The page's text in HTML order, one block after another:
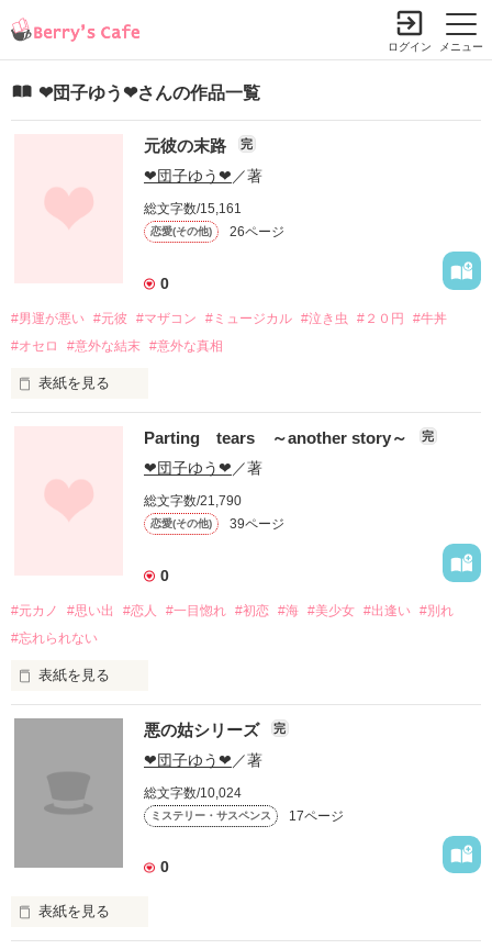
メニュー
ログイン
❤団子ゆう❤さんの作品一覧
元彼の末路 完
❤団子ゆう❤ ／著
総文字数/15,161
恋愛(その他) 26ページ
0
#男運が悪い #元彼 #マザコン #ミュージカル #泣き虫 #２０円
#牛丼
#オセロ
#意外な結末 #意外な真相
表紙を見る
貴方はどの元彼に興味がありますか？
作品を読む
Parting tears ～another story～ 完
❤団子ゆう❤ ／著
総文字数/21,790
恋愛(その他) 39ページ
0
#元カノ #思い出 #恋人 #一目惚れ #初恋 #海 #美少女 #出逢い #別れ
#忘れられない
表紙を見る
「Parting　tears」から数年後――。
和哉は偶然結麻との思い出の地へ出かけ、そこで知り合った
女性に、今まで誰にも話すことのなかった結麻との思い出を語
悪の姑シリーズ 完
❤団子ゆう❤ ／著
総文字数/10,024
ミステリー・サスペンス 17ページ
0
表紙を見る